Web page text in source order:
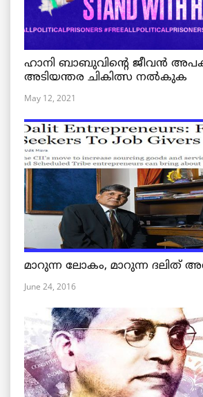
ഹാനി ബാബുവിന്റെ ജീവൻ
അടിയന്തര ചികിത്സ നൽകുക
May 12, 2021
മാറുന്ന ലോകം, മാറുന്ന ദലിത്
June 24, 2016